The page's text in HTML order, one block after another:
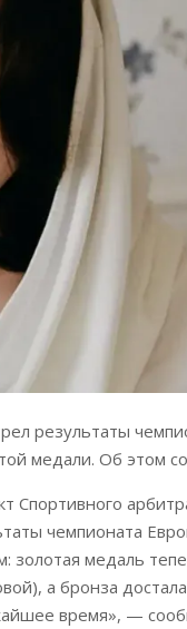
результаты
медали. Об этом
чемпионата
медаль
а бронза
время», —